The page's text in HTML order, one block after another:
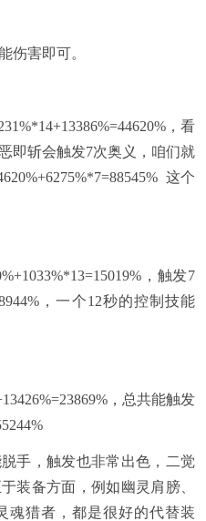
害即可。
，看
即斩会触发7次奥义，咱们就
这个
，触发7
，一个12秒的控制技能
，总共能触发
，触发也非常出色，二觉
装备方面，例如幽灵肩膀、
魂猎者，都是很好的代替装